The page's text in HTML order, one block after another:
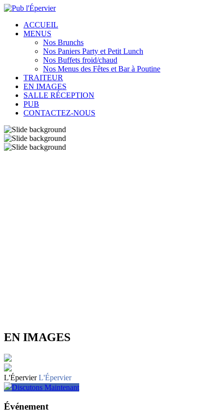
ACCUEIL
MENUS
Nos Brunchs
Nos Paniers Party et Petit Lunch
Nos Buffets froid/chaud
Nos Menus des Fêtes et Bar à Poutine
TRAITEUR
EN IMAGES
SALLE RÉCEPTION
PUB
CONTACTEZ-NOUS
EN IMAGES
L'Épervier L'Épervier
Discutons Maintenant
Événement